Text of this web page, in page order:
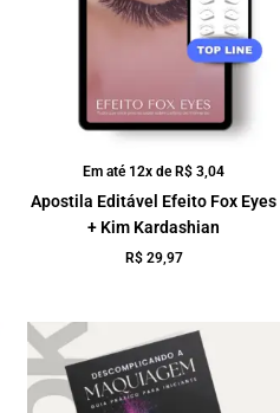
Em até 12x de R$ 3,04
Apostila Editável Efeito Fox Eyes
+ Kim Kardashian
R$29,97